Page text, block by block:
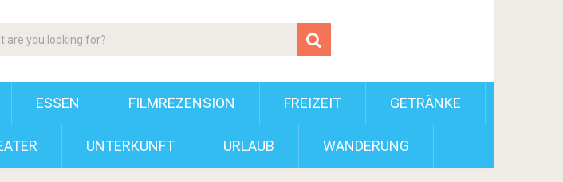
ESSEN FILMREZENSION FREIZEIT GETRÄNKE
UNTERKUNFT URLAUB WANDERUNG